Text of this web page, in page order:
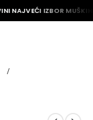
NAJVEĆI IZBOR